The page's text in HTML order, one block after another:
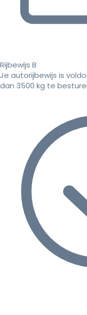
Rijbewijs B
Je autorijbewijs is
dan 3500 kg te